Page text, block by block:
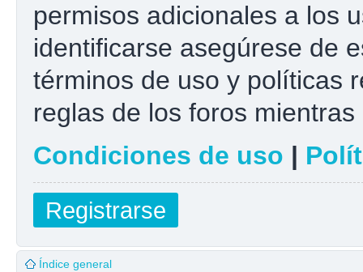
permisos adicionales a los
identificarse asegúrese de
términos de uso y políticas
reglas de los foros
Condiciones de uso |
Registrarse
Índice general